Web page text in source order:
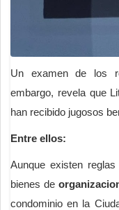
Un examen de los
embargo, revela que
han recibido jugosos
Entre ellos:
Aunque existen
bienes de
condominio en la